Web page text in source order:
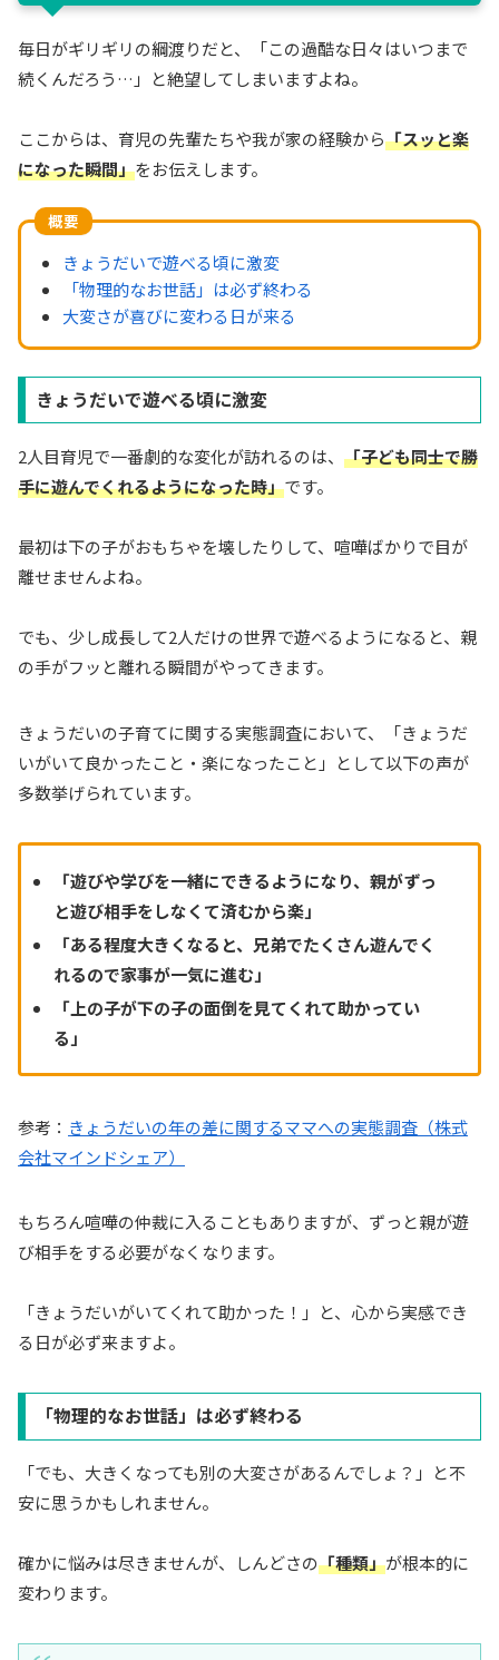
毎日がギリギリの綱渡りだと、「この過酷な日々はいつまで
続くんだろう…」と絶望してしまいますよね。
ここからは、育児の先輩たちや我が家の経験から「スッと楽
になった瞬間」をお伝えします。
概要
きょうだいで遊べる頃に激変
「物理的なお世話」は必ず終わる
大変さが喜びに変わる日が来る
きょうだいで遊べる頃に激変
2人目育児で一番劇的な変化が訪れるのは、 「子ども同士で勝
手に遊んでくれるようになった時」です。
最初は下の子がおもちゃを壊したりして、喧嘩ばかりで目が
離せませんよね。
でも、少し成長して2人だけの世界で遊べるようになると、親
の手がフッと離れる瞬間がやってきます。
きょうだいの子育てに関する実態調査において、「きょうだ
いがいて良かったこと・楽になったこと」として以下の声が
多数挙げられています。
「遊びや学びを一緒にできるようになり、親がずっ
と遊び相手をしなくて済むから楽」
「ある程度大きくなると、兄弟でたくさん遊んでく
れるので家事が一気に進む」
「上の子が下の子の面倒を見てくれて助かってい
る」
参考： きょうだいの年の差に関するママへの実態調査（株式
会社マインドシェア）
もちろん喧嘩の仲裁に入ることもありますが、ずっと親が遊
び相手をする必要がなくなります。
「きょうだいがいてくれて助かった！」と、心から実感でき
る日が必ず来ますよ。
「物理的なお世話」は必ず終わる
「でも、大きくなっても別の大変さがあるんでしょ？」と不
安に思うかもしれません。
確かに悩みは尽きませんが、しんどさの「種類」が根本的に
変わります。